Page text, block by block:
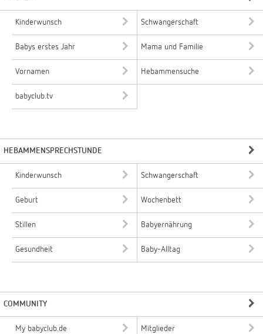
Kinderwunsch Schwangerschaft
Babys erstes Jahr Mama und Familie
Vornamen Hebammensuche
babyclub.tv
HEBAMMENSPRECHSTUNDE
Kinderwunsch Schwangerschaft
Geburt Wochenbett
Stillen Babyernährung
Gesundheit Baby-Alltag
COMMUNITY
My babyclub.de Mitglieder